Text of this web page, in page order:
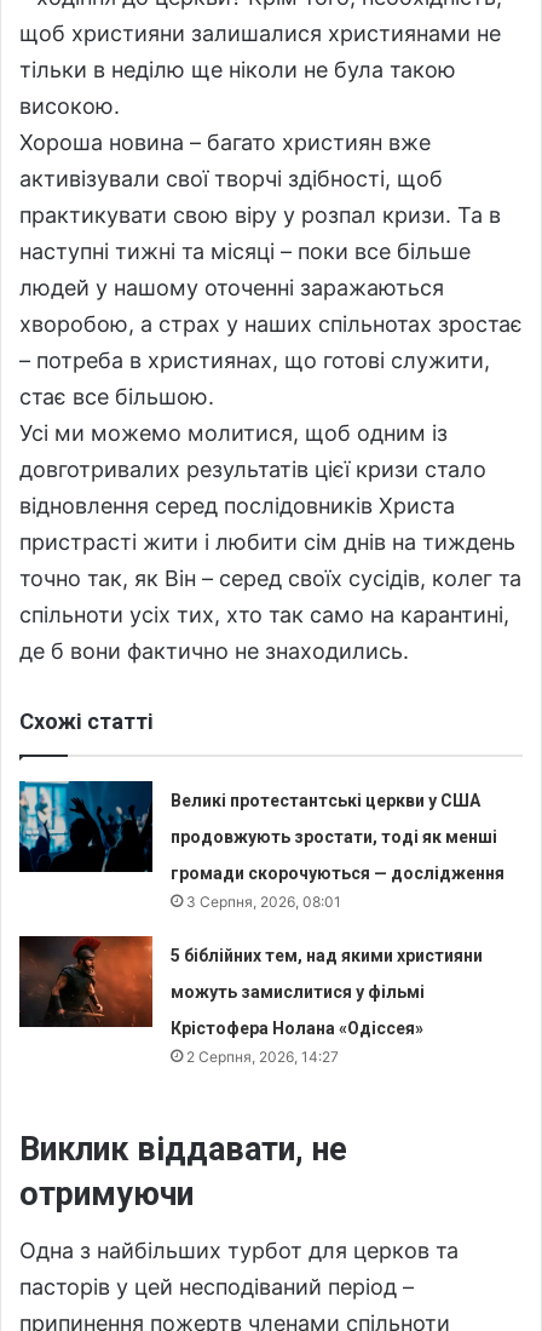
щоб християни залишалися християнами не
тільки в неділю ще ніколи не була такою
високою.
Хороша новина – багато християн вже
активізували свої творчі здібності, щоб
практикувати свою віру у розпал кризи. Та в
наступні тижні та місяці – поки все більше
людей у ​​нашому оточенні заражаються
хворобою, а страх у наших спільнотах зростає
– потреба в християнах, що готові служити,
стає все більшою.
Усі ми можемо молитися, щоб одним із
довготривалих результатів цієї кризи стало
відновлення серед послідовників Христа
пристрасті жити і любити сім днів на тиждень
точно так, як Він – серед своїх сусідів, колег та
спільноти усіх тих, хто так само на карантині,
де б вони фактично не знаходились.
Схожі статті
Великі протестантські церкви у США
продовжують зростати, тоді як менші
громади скорочуються — дослідження
3 Серпня, 2026, 08:01
5 біблійних тем, над якими християни
можуть замислитися у фільмі
Крістофера Нолана «Одіссея»
2 Серпня, 2026, 14:27
Виклик віддавати, не
отримуючи
Одна з найбільших турбот для церков та
пасторів у цей несподіваний період –
припинення пожертв членами спільноти